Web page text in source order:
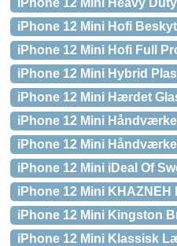
iPhone 12 Mini Heavy
iPhone 12 Mini Hofi
iPhone 12 Mini Hofi Full
iPhone 12 Mini Hybrid
iPhone 12 Mini Hærdet
iPhone 12 Mini
iPhone 12 Mini
iPhone 12 Mini iDeal Of
iPhone 12 Mini
iPhone 12 Mini Kingston
iPhone 12 Mini Klassisk